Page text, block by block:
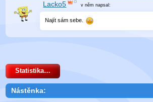
Lacko5 v něm napsal:
Najít sám sebe.
Statistika…
Nástěnka: